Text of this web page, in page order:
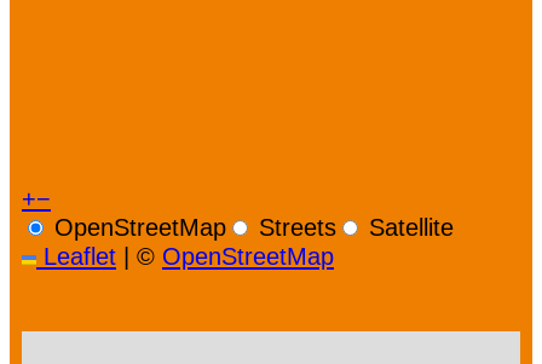
+−
OpenStreetMap
Streets
Satellite
Leaflet | © OpenStreetMap